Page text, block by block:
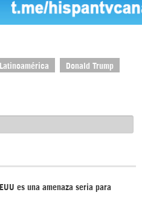
Donald Trump
es una amenaza seria para